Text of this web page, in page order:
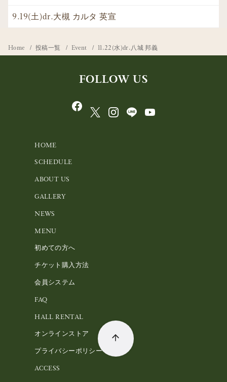
9.19(土)dr.大槻 カルタ 英宣
Home 投稿一覧 Event 11.22(水)dr.八城 邦義
FOLLOW US
HOME
SCHEDULE
ABOUT US
GALLERY
NEWS
MENU
初めての方へ
チケット購入方法
会員システム
FAQ
HALL RENTAL
オンラインストア
プライバシーポリシー
ACCESS